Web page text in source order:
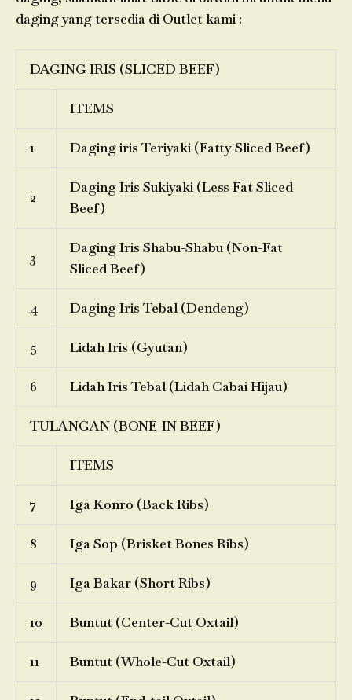
daging yang tersedia di Outlet kami :
DAGING IRIS (SLICED BEEF)
ITEMS
1 Daging iris Teriyaki (Fatty Sliced Beef)
2
Daging Iris Sukiyaki (Less Fat Sliced
Beef)
3
Daging Iris Shabu-Shabu (Non-Fat
Sliced Beef)
4 Daging Iris Tebal (Dendeng)
5 Lidah Iris (Gyutan)
6 Lidah Iris Tebal (Lidah Cabai Hijau)
TULANGAN (BONE-IN BEEF)
ITEMS
7 Iga Konro (Back Ribs)
8 Iga Sop (Brisket Bones Ribs)
9 Iga Bakar (Short Ribs)
10 Buntut (Center-Cut Oxtail)
11 Buntut (Whole-Cut Oxtail)